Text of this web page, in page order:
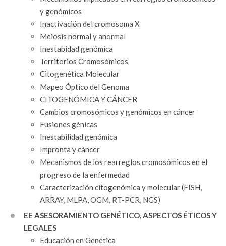
y genómicos
Inactivación del cromosoma X
Meiosis normal y anormal
Inestabidad genómica
Territorios Cromosómicos
Citogenética Molecular
Mapeo Óptico del Genoma
CITOGENÓMICA Y CÁNCER
Cambios cromosómicos y genómicos en cáncer
Fusiones génicas
Inestabilidad genómica
Impronta y cáncer
Mecanismos de los rearreglos cromosómicos en el
progreso de la enfermedad
Caracterización citogenómica y molecular (FISH,
ARRAY, MLPA, OGM, RT-PCR, NGS)
EE ASESORAMIENTO GENÉTICO, ASPECTOS ÉTICOS Y
LEGALES
Educación en Genética